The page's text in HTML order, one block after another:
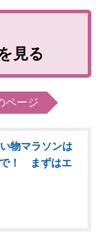
見る
ページ
物マラソンは
で！ まずはエ